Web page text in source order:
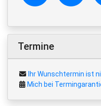
Termine
Ihr Wunschtermin ist
Mich bei